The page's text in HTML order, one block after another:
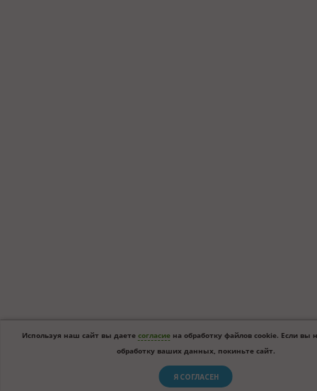
Используя наш сайт вы даете согласиена обработку файлов cookie. Если вы
обработку ваших данных, покиньте сайт.
Я СОГЛАСЕН